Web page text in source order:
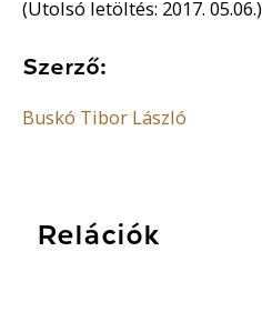
(Utolsó letöltés: 2017. 05.06.)
Szerző:
Buskó Tibor László
Relációk